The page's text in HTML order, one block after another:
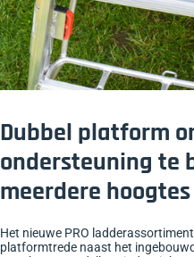
Dubbel platform
ondersteuning te
meerdere hoogtes
Het nieuwe PRO
platformtrede naast het